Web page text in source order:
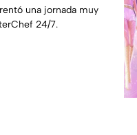
24/7una jornada muy
24/7.